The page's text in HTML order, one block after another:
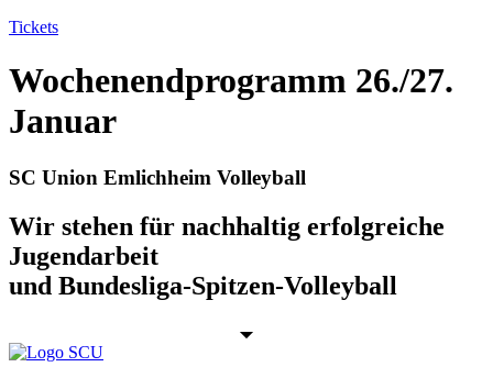
Tickets
Wochenendprogramm 26./27.
Januar
SC Union Emlichheim Volleyball
Wir stehen für nachhaltig erfolgreiche
Jugendarbeit
und Bundesliga-Spitzen-Volleyball